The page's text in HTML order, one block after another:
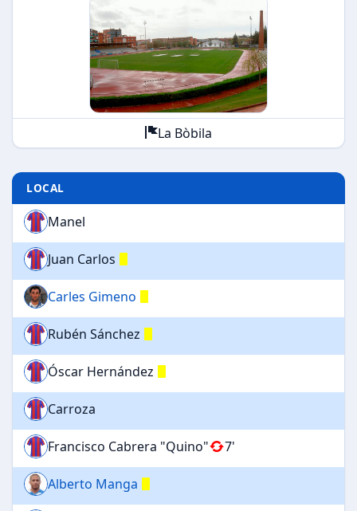
La Bòbila
LOCAL
Manel
Juan Carlos
Carles Gimeno
Rubén Sánchez
Óscar Hernández
Carroza
Francisco Cabrera "Quino" 7'
Alberto Manga